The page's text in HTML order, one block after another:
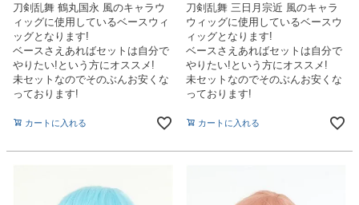
刀剣乱舞 鶴丸国永 風のキャラウ
ィッグに使用しているベースウィ
ッグとなります!
ベースさえあればセットは自分で
やりたい!という方にオススメ!
未セットなのでそのぶんお安くな
っております!
カートに入れる
刀剣乱舞 三日月宗近 風のキャラ
ウィッグに使用しているベースウ
ィッグとなります!
ベースさえあればセットは自分で
やりたい!という方にオススメ!
未セットなのでそのぶんお安くな
っております!
カートに入れる